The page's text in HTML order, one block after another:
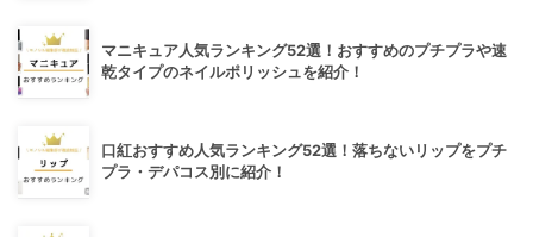
マニキュア人気ランキング52選！おすすめのプチプラや速
乾タイプのネイルポリッシュを紹介！
口紅おすすめ人気ランキング52選！落ちないリップをプチ
プラ・デパコス別に紹介！